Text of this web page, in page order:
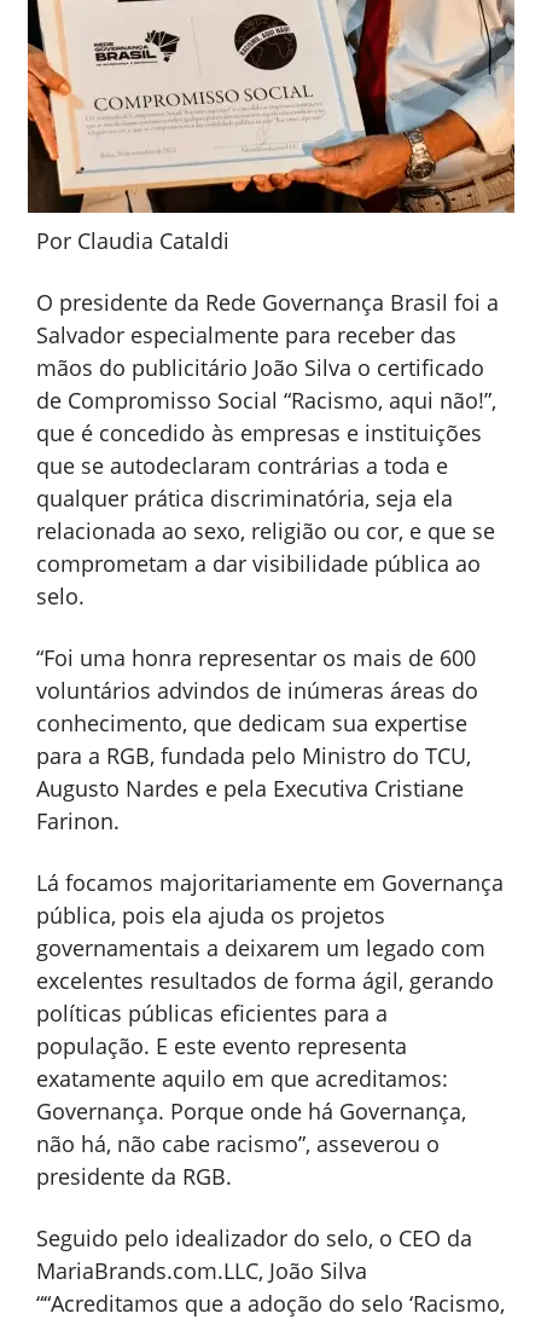
Por Claudia Cataldi
O presidente da Rede Governança Brasil foi a
Salvador especialmente para receber das
mãos do publicitário João Silva o certificado
de Compromisso Social “Racismo, aqui não!”,
que é concedido às empresas e instituições
que se autodeclaram contrárias a toda e
qualquer prática discriminatória, seja ela
relacionada ao sexo, religião ou cor, e que se
comprometam a dar visibilidade pública ao
selo.
“Foi uma honra representar os mais de 600
voluntários advindos de inúmeras áreas do
conhecimento, que dedicam sua expertise
para a RGB, fundada pelo Ministro do TCU,
Augusto Nardes e pela Executiva Cristiane
Farinon.
Lá focamos majoritariamente em Governança
pública, pois ela ajuda os projetos
governamentais a deixarem um legado com
excelentes resultados de forma ágil, gerando
políticas públicas eficientes para a
população. E este evento representa
exatamente aquilo em que acreditamos:
Governança. Porque onde há Governança,
não há, não cabe racismo”, asseverou o
presidente da RGB.
Seguido pelo idealizador do selo, o CEO da
MariaBrands.com.LLC, João Silva
““Acreditamos que a adoção do selo ‘Racismo,